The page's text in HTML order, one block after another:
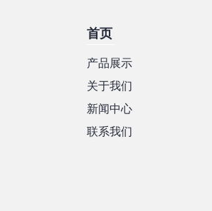
详情
首页
产品展示
关于我们
新闻中心
联系我们